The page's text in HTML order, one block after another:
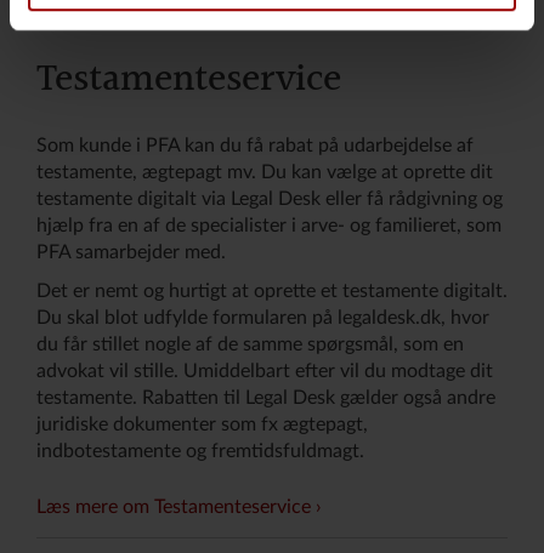
Testamenteservice
Som kunde i PFA kan du få rabat på udarbejdelse af
testamente, ægtepagt mv. Du kan vælge at oprette dit
testamente digitalt via Legal Desk eller få rådgivning og
hjælp fra en af de specialister i arve- og familieret, som
PFA samarbejder med.
Det er nemt og hurtigt at oprette et testamente digitalt.
Du skal blot udfylde formularen på legaldesk.dk, hvor
du får stillet nogle af de samme spørgsmål, som en
advokat vil stille. Umiddelbart efter vil du modtage dit
testamente. Rabatten til Legal Desk gælder også andre
juridiske dokumenter som fx ægtepagt,
indbotestamente og fremtidsfuldmagt.
Læs mere om Testamenteservice